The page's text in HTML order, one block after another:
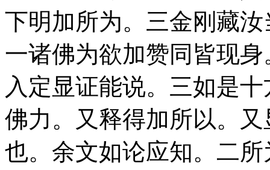
下明加所为。三金刚藏
一诸佛为欲加赞同皆现
入定显证能说。三如是
佛力。又释得加所以。
也。余文如论应知。二